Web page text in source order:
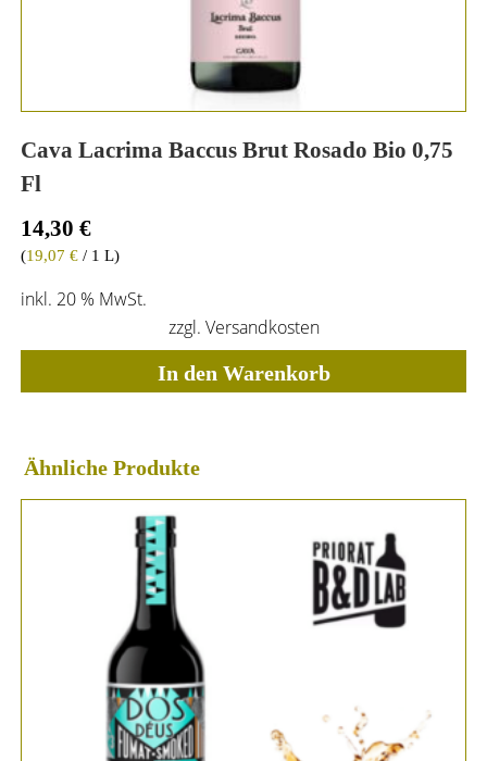
Cava Lacrima Baccus Brut Rosado Bio 0,75
Fl
14,30 €
(19,07 €/ 1 L)
inkl. 20 % MwSt.
zzgl. Versandkosten
In den Warenkorb
Ähnliche Produkte